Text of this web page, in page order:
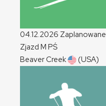
04.12.2026 Zaplanowane
Zjazd M PŚ
Beaver Creek
(USA)